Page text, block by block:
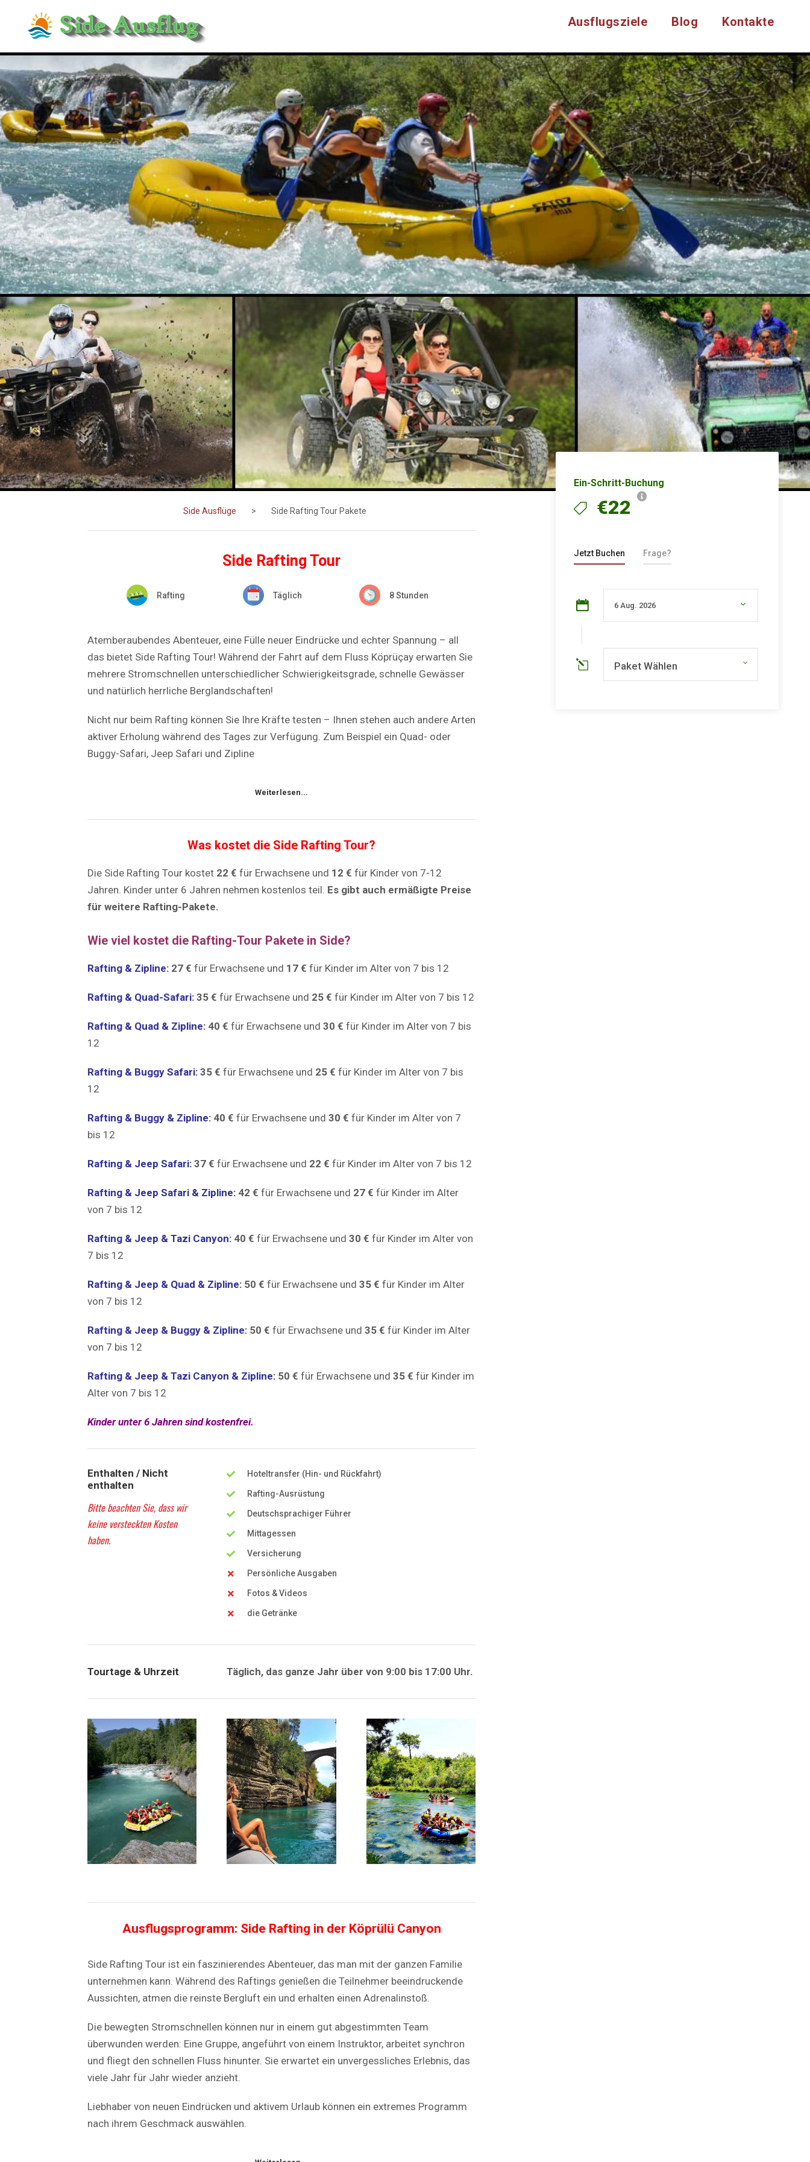
Ausflugsziele Blog Kontakte
Ein-Schritt-Buchung
€22
Jetzt Buchen Frage?
Paket Wählen
Side Ausflüge > Side Rafting Tour Pakete
Side Rafting Tour
Rafting Täglich 8 Stunden
Atemberaubendes Abenteuer, eine Fülle neuer Eindrücke und echter Spannung – all
das bietet Side Rafting Tour! Während der Fahrt auf dem Fluss Köprüçay erwarten Sie
mehrere Stromschnellen unterschiedlicher Schwierigkeitsgrade, schnelle Gewässer
und natürlich herrliche Berglandschaften!
Nicht nur beim Rafting können Sie Ihre Kräfte testen – Ihnen stehen auch andere Arten
aktiver Erholung während des Tages zur Verfügung. Zum Beispiel ein Quad- oder
Buggy-Safari, Jeep Safari und Zipline
Weiterlesen...
Was kostet die Side Rafting Tour?
Die Side Rafting Tour kostet 22 € für Erwachsene und 12 € für Kinder von 7-12
Jahren. Kinder unter 6 Jahren nehmen kostenlos teil. Es gibt auch ermäßigte Preise
für weitere Rafting-Pakete.
Wie viel kostet die Rafting-Tour Pakete in Side?
Rafting & Zipline: 27 € für Erwachsene und 17 € für Kinder im Alter von 7 bis 12
Rafting & Quad-Safari: 35 € für Erwachsene und 25 € für Kinder im Alter von 7 bis 12
Rafting & Quad & Zipline: 40 € für Erwachsene und 30 € für Kinder im Alter von 7 bis
12
Rafting & Buggy Safari: 35 € für Erwachsene und 25 € für Kinder im Alter von 7 bis
12
Rafting & Buggy & Zipline: 40 € für Erwachsene und 30 € für Kinder im Alter von 7
bis 12
Rafting & Jeep Safari: 37 € für Erwachsene und 22 € für Kinder im Alter von 7 bis 12
Rafting & Jeep Safari & Zipline: 42 € für Erwachsene und 27 € für Kinder im Alter
von 7 bis 12
Rafting & Jeep & Tazi Canyon: 40 € für Erwachsene und 30 € für Kinder im Alter von
7 bis 12
Rafting & Jeep & Quad & Zipline: 50 € für Erwachsene und 35 € für Kinder im Alter
von 7 bis 12
Rafting & Jeep & Buggy & Zipline: 50 € für Erwachsene und 35 € für Kinder im Alter
von 7 bis 12
Rafting & Jeep & Tazi Canyon & Zipline: 50 € für Erwachsene und 35 € für Kinder im
Alter von 7 bis 12
Kinder unter 6 Jahren sind kostenfrei.
Enthalten / Nicht
enthalten
Bitte beachten Sie, dass wir
keine versteckten Kosten
haben.
Hoteltransfer (Hin- und Rückfahrt)
Rafting-Ausrüstung
Deutschsprachiger Führer
Mittagessen
Versicherung
Persönliche Ausgaben
Fotos & Videos
die Getränke
Tourtage & Uhrzeit Täglich, das ganze Jahr über von 9:00 bis 17:00 Uhr.
Ausflugsprogramm: Side Rafting in der Köprülü Canyon
Side Rafting Tour ist ein faszinierendes Abenteuer, das man mit der ganzen Familie
unternehmen kann. Während des Raftings genießen die Teilnehmer beeindruckende
Aussichten, atmen die reinste Bergluft ein und erhalten einen Adrenalinstoß.
Die bewegten Stromschnellen können nur in einem gut abgestimmten Team
überwunden werden: Eine Gruppe, angeführt von einem Instruktor, arbeitet synchron
und fliegt den schnellen Fluss hinunter. Sie erwartet ein unvergessliches Erlebnis, das
viele Jahr für Jahr wieder anzieht.
Liebhaber von neuen Eindrücken und aktivem Urlaub können ein extremes Programm
nach ihrem Geschmack auswählen.